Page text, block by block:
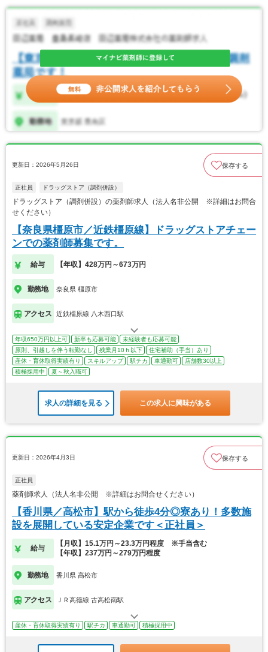
更新日：2026年5月26日 保存する
正社員 ドラッグストア（調剤併設）
ドラッグストア（調剤併設）の薬剤師求人（法人名非公開 ※詳細はお問合
せください）
【奈良県橿原市／近鉄橿原線】ドラッグストアチェー
ンでの薬剤師募集です。
給与 【年収】428万円～673万円
勤務地 奈良県 橿原市
アクセス 近鉄橿原線 八木西口駅
年収650万円以上可 新卒も応募可能
未経験者も応募可能
原則、引越しを伴う転勤なし
残業月10ｈ以下
住宅補助（手当）あり
産休・育休取得実績有り
スキルアップ 駅チカ 車通勤可
店舗数30以上
積極採用中
夏～秋入職可
求人の詳細を見る この求人に興味がある
更新日：2026年4月3日 保存する
正社員
薬剤師求人（法人名非公開 ※詳細はお問合せください）
【香川県／高松市】駅から徒歩4分◎寮あり！多数施
設を展開している安定企業です＜正社員＞
給与
【月収】15.1万円～23.3万円程度 ※手当含む
【年収】237万円～279万円程度
勤務地 香川県 高松市
アクセス ＪＲ高徳線 古高松南駅
産休・育休取得実績有り 駅チカ 車通勤可 積極採用中